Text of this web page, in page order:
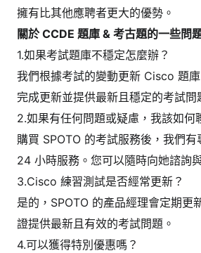
擁有比其他應聘者更大的優勢。
關於 CCDE 題庫 & 考古題的一些問
1.如果考試題庫不穩定怎麼辦？
我們根據考試的變動更新 Cisco 題
完成更新並提供最新且穩定的考試問
2.如果有任何問題或疑慮，我該如何
購買 SPOTO 的考試服務後，我們
24 小時服務。您可以隨時向她諮詢
3.Cisco 練習測試是否經常更新？
是的，SPOTO 的產品經理會定期更
證提供最新且有效的考試問題。
4.可以獲得特別優惠嗎？